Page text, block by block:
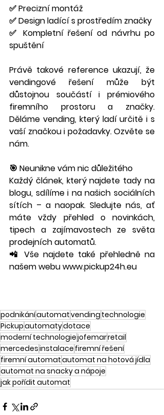
✅ Precizní montáž
✅ Kompletní řešení od návrhu po
spuštění
Právě takové reference ukazují, že
vendingové řešení může být
důstojnou součástí i prémiového
firemního prostoru a značky.
Děláme vending, který ladí určitě i s
vaší značkou i požadavky. Ozvěte se
nám.
🎯 Neunikne vám nic důležitého
Každý článek, který najdete tady na
blogu, sdílíme i na našich sociálních
sítích – a naopak. Sledujte nás, ať
máte vždy přehled o novinkách,
tipech a zajímavostech ze světa
prodejních automatů.
📲 Vše najdete také přehledně na
našem webu www.pickup24h.eu
podnikáníautomatvending technologie
Pickupautomatydotace
moderní technologiejofemarretail
mercedesinstalace firemní řešení
firemní automatautomat na hotová jídla
automat na snacky a nápoje
jak pořídit automat